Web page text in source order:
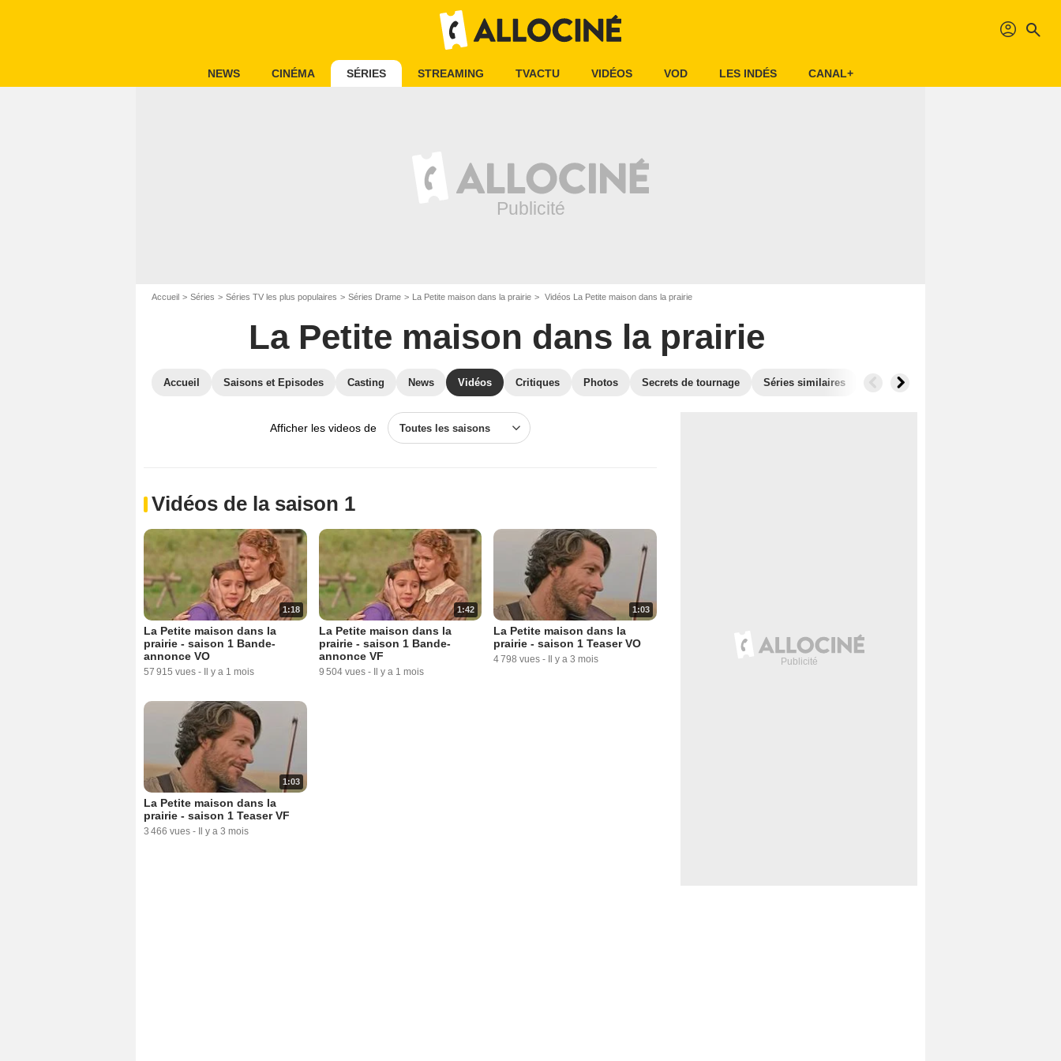
profil search
NEWS CINÉMA SÉRIES STREAMING TVACTU VIDÉOS VOD LES INDÉS CANAL+
Accueil Séries Séries TV les plus populaires Séries Drame La Petite maison dans la prairie Vidéos La Petite maison dans la prairie
La Petite maison dans la prairie
Accueil Saisons et Episodes Casting News Vidéos Critiques Photos Secrets de tournage Séries similaires
Afficher les videos de Toutes les saisons
Vidéos de la saison 1
1:18
La Petite maison dans la
prairie - saison 1 Bande-
annonce VO
57 915 vues - Il y a 1 mois
1:42
La Petite maison dans la
prairie - saison 1 Bande-
annonce VF
9 504 vues - Il y a 1 mois
1:03
La Petite maison dans la
prairie - saison 1 Teaser VO
4 798 vues - Il y a 3 mois
1:03
La Petite maison dans la
prairie - saison 1 Teaser VF
3 466 vues - Il y a 3 mois